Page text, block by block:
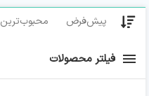
پیش‌فرض محبوب‌ترین
فیلتر محصولات